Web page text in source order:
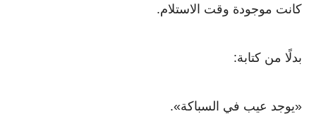
كانت موجودة وقت الاستلام.
بدلًا من كتابة:
«يوجد عيب في السباكة».